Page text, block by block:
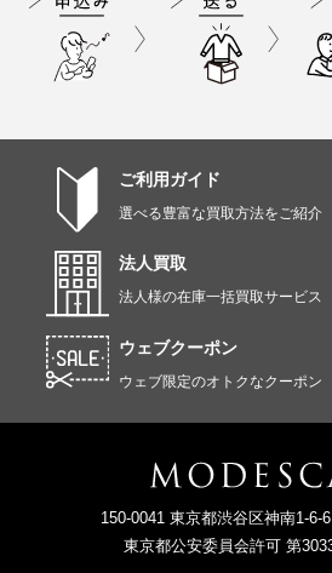
ご利用ガイド
選べる豊富な買取方法をご紹介
法人買取
法人様の在庫一括買取サービス
ウェブクーポン
ウェブ限定のオトクなクーポン
150-0041 東京都渋谷区神南1-6-
東京都公安委員会許可 第